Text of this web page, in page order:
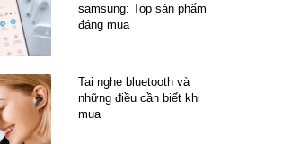
samsung: Top sản phẩm
đáng mua
Tai nghe bluetooth và
những điều cần biết khi
mua